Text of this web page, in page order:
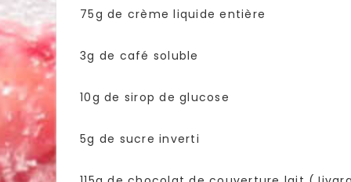
75g de crème liquide entière
3g de café soluble
10g de sirop de glucose
5g de sucre inverti